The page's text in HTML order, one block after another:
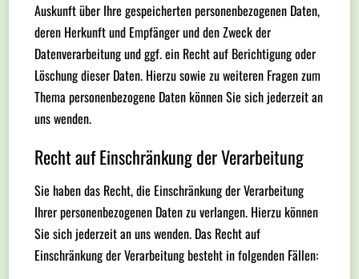
Auskunft über Ihre gespeicherten personenbezogenen Daten,
deren Herkunft und Empfänger und den Zweck der
Datenverarbeitung und ggf. ein Recht auf Berichtigung oder
Löschung dieser Daten. Hierzu sowie zu weiteren Fragen zum
Thema personenbezogene Daten können Sie sich jederzeit an
uns wenden.
Recht auf Einschränkung der Verarbeitung
Sie haben das Recht, die Einschränkung der Verarbeitung
Ihrer personenbezogenen Daten zu verlangen. Hierzu können
Sie sich jederzeit an uns wenden. Das Recht auf
Einschränkung der Verarbeitung besteht in folgenden Fällen: